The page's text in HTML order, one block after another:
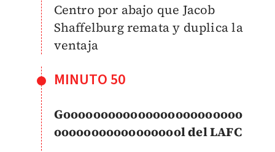
Centro por abajo que Jacob
Shaffelburg remata y duplica la
ventaja
MINUTO 50
Goooooooooooooooooooooooo
oooooooooooooooool del LAFC